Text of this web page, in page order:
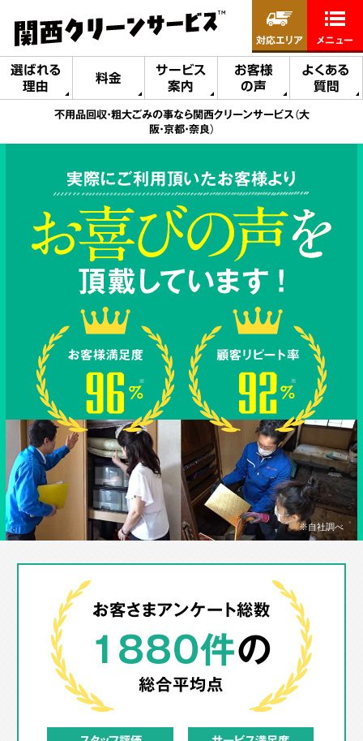
選ばれる
理由
料金
サービス
案内
お客様
の声
よくある
質問
対応エリア メニュー
不用品回収・粗大ごみの事なら関西クリーンサービス（大
阪・京都・奈良）
実際にご利用頂いたお客様より
※自社調べ
お客さまアンケート総数
1880件の
総合平均点